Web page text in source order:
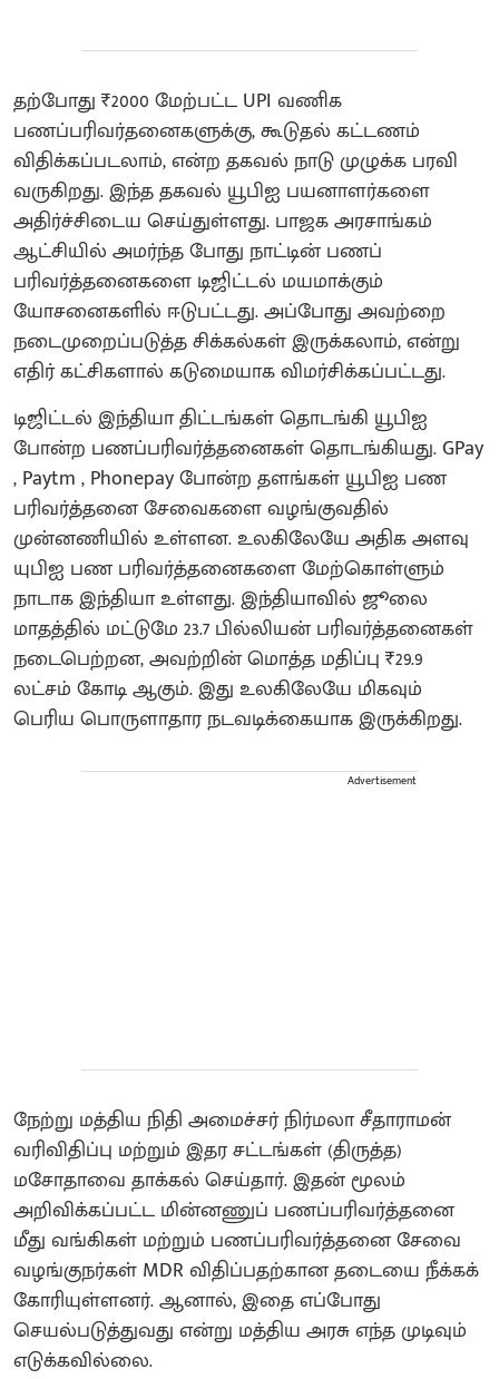
தற்போது ₹2000 மேற்பட்ட UPI வணிக
பணப்பரிவர்தனைகளுக்கு, கூடுதல் கட்டணம்
விதிக்கப்படலாம், என்ற தகவல் நாடு முழுக்க பரவி
வருகிறது. இந்த தகவல் யூபிஐ பயனாளர்களை
அதிர்ச்சிடைய செய்துள்ளது. பாஜக அரசாங்கம்
ஆட்சியில் அமர்ந்த போது நாட்டின் பணப்
பரிவர்த்தனைகளை டிஜிட்டல் மயமாக்கும்
யோசனைகளில் ஈடுபட்டது. அப்போது அவற்றை
நடைமுறைப்படுத்த சிக்கல்கள் இருக்கலாம், என்று
எதிர் கட்சிகளால் கடுமையாக விமர்சிக்கப்பட்டது.
டிஜிட்டல் இந்தியா திட்டங்கள் தொடங்கி யூபிஐ
போன்ற பணப்பரிவர்த்தனைகள் தொடங்கியது. GPay
, Paytm , Phonepay போன்ற தளங்கள் யூபிஐ பண
பரிவர்த்தனை சேவைகளை வழங்குவதில்
முன்னணியில் உள்ளன. உலகிலேயே அதிக அளவு
யுபிஐ பண பரிவர்த்தனைகளை மேற்கொள்ளும்
நாடாக இந்தியா உள்ளது. இந்தியாவில் ஜூலை
மாதத்தில் மட்டுமே 23.7 பில்லியன் பரிவர்த்தனைகள்
நடைபெற்றன, அவற்றின் மொத்த மதிப்பு ₹29.9
லட்சம் கோடி ஆகும். இது உலகிலேயே மிகவும்
பெரிய பொருளாதார நடவடிக்கையாக இருக்கிறது.
Advertisement
நேற்று மத்திய நிதி அமைச்சர் நிர்மலா சீதாராமன்
வரிவிதிப்பு மற்றும் இதர சட்டங்கள் (திருத்த)
மசோதாவை தாக்கல் செய்தார். இதன் மூலம்
அறிவிக்கப்பட்ட மின்னணுப் பணப்பரிவர்த்தனை
மீது வங்கிகள் மற்றும் பணப்பரிவர்த்தனை சேவை
வழங்குநர்கள் MDR விதிப்பதற்கான தடையை நீக்கக்
கோரியுள்ளனர். ஆனால், இதை எப்போது
செயல்படுத்துவது என்று மத்திய அரசு எந்த முடிவும்
எடுக்கவில்லை.